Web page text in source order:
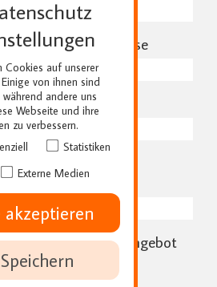
Ihre E-Mail Adresse
wir für die
Sie Ihr Küchenangebot
Cookies auf unserer
von ihnen sind
während andere uns
Webseite und ihre
zu verbessern.
Statistiken
Externe Medien